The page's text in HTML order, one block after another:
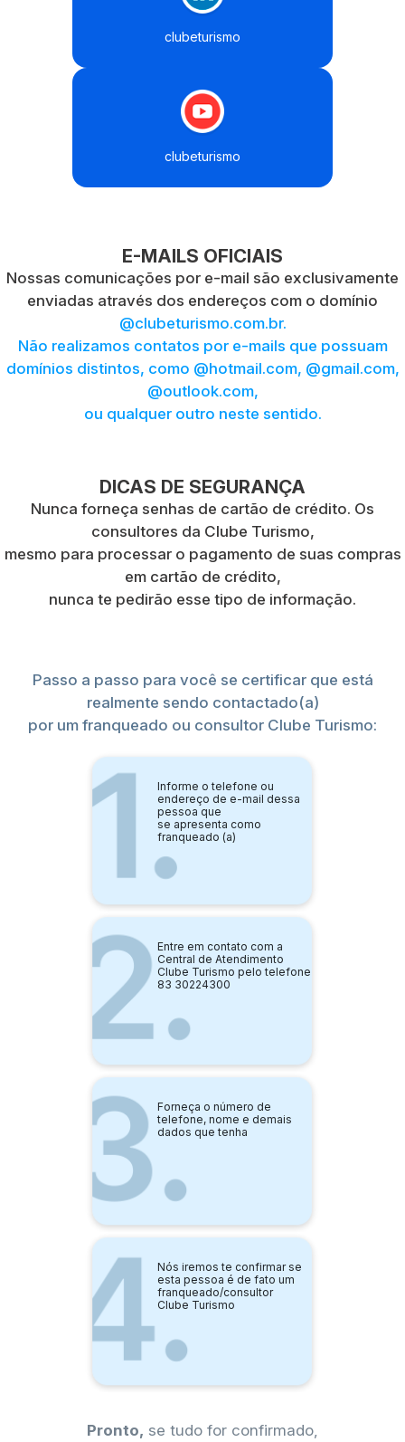
clubeturismo
clubeturismo
E-MAILS OFICIAIS
Nossas comunicações por e-mail são exclusivamente
enviadas através dos endereços com o domínio
@clubeturismo.com.br.
Não realizamos contatos por e-mails que possuam
domínios distintos, como @hotmail.com, @gmail.com,
@outlook.com,
ou qualquer outro neste sentido.
DICAS DE SEGURANÇA
Nunca forneça senhas de cartão de crédito. Os
consultores da Clube Turismo,
mesmo para processar o pagamento de suas compras
em cartão de crédito,
nunca te pedirão esse tipo de informação.
Passo a passo para você se certificar que está
realmente sendo contactado(a)
por um franqueado ou consultor Clube Turismo:
Informe o telefone ou
endereço de e-mail dessa
pessoa que
se apresenta como
franqueado (a)
Entre em contato com a
Central de Atendimento
Clube Turismo pelo telefone
83 30224300
Forneça o número de
telefone, nome e demais
dados que tenha
Nós iremos te confirmar se
esta pessoa é de fato um
franqueado/consultor
Clube Turismo
Pronto, se tudo for confirmado,